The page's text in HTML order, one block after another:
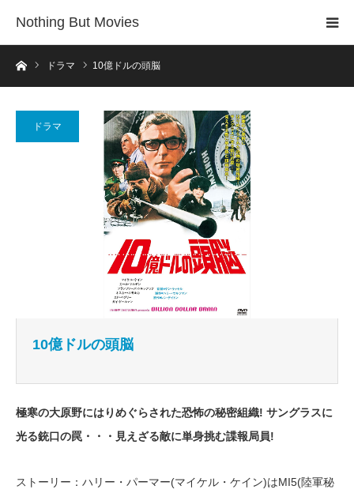
Nothing But Movies
ホームドラマ 10億ドルの頭脳
ドラマ
10億ドルの頭脳
極寒の大原野にはりめぐらされた恐怖の秘密組織! サングラスに
光る銃口の罠・・・見えざる敵に単身挑む諜報局員!
ストーリー：ハリー・パーマー(マイケル・ケイン)はMI5(陸軍秘